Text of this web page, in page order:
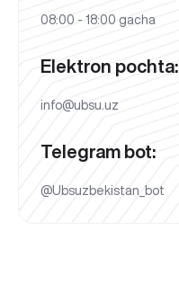
08:00 - 18:00 gacha
Elektron pochta:
info@ubsu.uz
Telegram bot:
@Ubsuzbekistan_bot